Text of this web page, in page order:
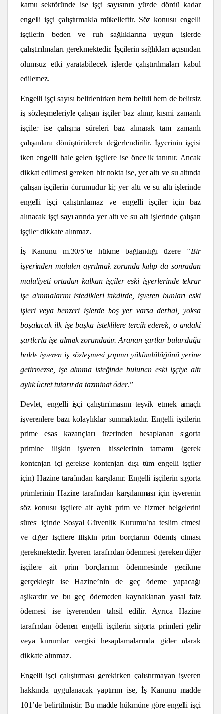
kamu sektöründe ise işçi sayısının yüzde dördü kadar
engelli işçi çalıştırmakla mükelleftir. Söz konusu engelli
işçilerin beden ve ruh sağlıklarına uygun işlerde
çalıştırılmaları gerekmektedir. İşçilerin sağlıkları açısından
olumsuz etki yaratabilecek işlerde çalıştırılmaları kabul
edilemez.
Engelli işçi sayısı belirlenirken hem belirli hem de belirsiz
iş sözleşmeleriyle çalışan işçiler baz alınır, kısmi zamanlı
işçiler ise çalışma süreleri baz alınarak tam zamanlı
çalışanlara dönüştürülerek değerlendirilir. İşyerinin işçisi
iken engelli hale gelen işçilere ise öncelik tanınır. Ancak
dikkat edilmesi gereken bir nokta ise, yer altı ve su altında
çalışan işçilerin durumudur ki; yer altı ve su altı işlerinde
engelli işçi çalıştırılamaz ve engelli işçiler için baz
alınacak işçi sayılarında yer altı ve su altı işlerinde çalışan
işçiler dikkate alınmaz.
İş Kanunu m.30/5‘te hükme bağlandığı üzere
“Bir
işyerinden malulen ayrılmak zorunda kalıp da sonradan
maluliyeti ortadan kalkan işçiler eski işyerlerinde tekrar
işe alınmalarını istedikleri takdirde, işveren bunları eski
işleri veya benzeri işlerde boş yer varsa derhal, yoksa
boşalacak ilk işe başka isteklilere tercih ederek, o andaki
şartlarla işe almak zorundadır. Aranan şartlar bulunduğu
halde işveren iş sözleşmesi yapma yükümlülüğünü yerine
getirmezse, işe alınma isteğinde bulunan eski işçiye altı
aylık ücret tutarında tazminat öder.”
Devlet, engelli işçi çalıştırılmasını teşvik etmek amaçlı
işverenlere bazı kolaylıklar sunmaktadır. Engelli işçilerin
prime esas kazançları üzerinden hesaplanan sigorta
primine ilişkin işveren hisselerinin tamamı (gerek
kontenjan içi gerekse kontenjan dışı tüm engelli işçiler
için) Hazine tarafından karşılanır. Engelli işçilerin sigorta
primlerinin Hazine tarafından karşılanması için işverenin
söz konusu işçilere ait aylık prim ve hizmet belgelerini
süresi içinde Sosyal Güvenlik Kurumu’na teslim etmesi
ve diğer işçilere ilişkin prim borçlarını ödemiş olması
gerekmektedir. İşveren tarafından ödenmesi gereken diğer
işçilere ait prim borçlarının ödenmesinde gecikme
gerçekleşir ise Hazine’nin de geç ödeme yapacağı
aşikardır ve bu geç ödemeden kaynaklanan yasal faiz
ödemesi ise işverenden tahsil edilir. Ayrıca Hazine
tarafından ödenen engelli işçilerin sigorta primleri gelir
veya kurumlar vergisi hesaplamalarında gider olarak
dikkate alınmaz.
Engelli işçi çalıştırması gerekirken çalıştırmayan işveren
hakkında uygulanacak yaptırım ise, İş Kanunu madde
101’de belirtilmiştir. Bu madde hükmüne göre engelli işçi